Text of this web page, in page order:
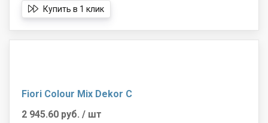
Купить в 1 клик
Fiori Colour Mix Dekor C
2 945.60 руб. / шт